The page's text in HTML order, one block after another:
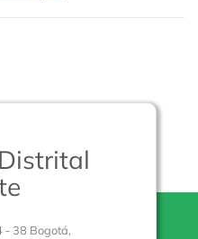
- 38 Bogotá,